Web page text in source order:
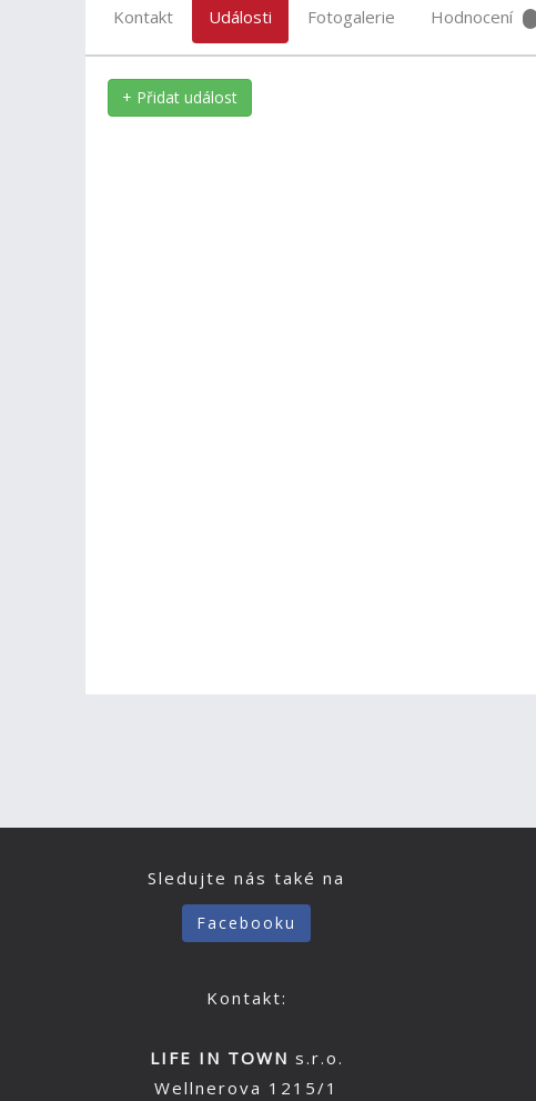
Kontakt Události Fotogalerie Hodnocení
+ Přidat událost
Sledujte nás také na
Facebooku
Kontakt:
LIFE IN TOWN s.r.o.
Wellnerova 1215/1